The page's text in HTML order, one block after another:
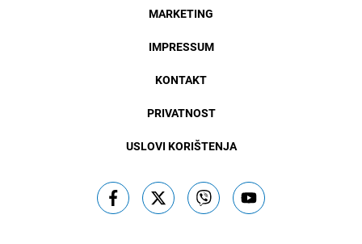
MARKETING
IMPRESSUM
KONTAKT
PRIVATNOST
USLOVI KORIŠTENJA